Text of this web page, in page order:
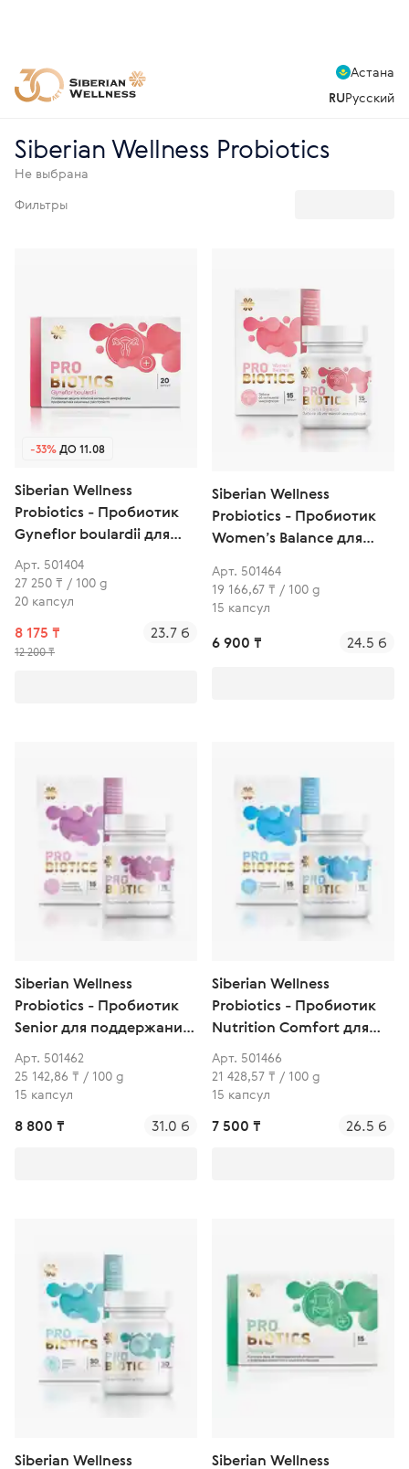
Астана
RUРусский
Siberian Wellness Probiotics
Не выбрана
Фильтры
-33%ДО 11.08
Siberian Wellness
Probiotics - Пробиотик
Gyneflor boulardii для
защиты женской
мочеполовой системы и
профилактики
Арт. 501404
27 250 ₸ / 100 g
20 капсул
8 175 ₸
12 200 ₸
23.7 б
Siberian Wellness
Probiotics - Пробиотик
Women’s Balance для
интимной микрофлоры
Арт. 501464
19 166,67 ₸ / 100 g
15 капсул
6 900 ₸ 24.5 б
Siberian Wellness
Probiotics - Пробиотик
Senior для поддержания
иммунитета и защиты от
вирусов
Арт. 501462
25 142,86 ₸ / 100 g
15 капсул
8 800 ₸ 31.0 б
Siberian Wellness
Probiotics - Пробиотик
Nutrition Comfort для
комфортного
пищеварения (3+)
Арт. 501466
21 428,57 ₸ / 100 g
15 капсул
7 500 ₸ 26.5 б
Siberian Wellness
Siberian Wellness